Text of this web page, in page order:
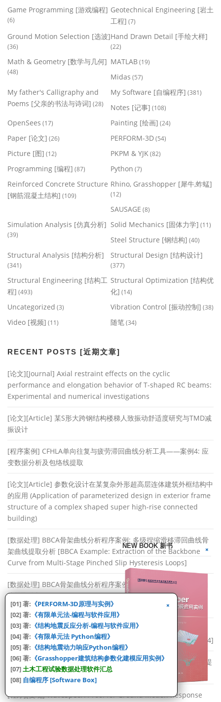
Game Programming [游戏编程]
(6)
Geotechnical Engineering [岩土
工程] (7)
Ground Motion Selection [选波]
(36)
Hand Drawn Detail [手绘大样]
(22)
Math & Geometry [数学与几何]
(48)
MATLAB(19)
Midas (57)
My father's Calligraphy and
Poems [父亲的书法与诗词] (28)
My Software [自编程序] (381)
Notes [记事] (108)
OpenSees (17) Painting [绘画] (24)
Paper [论文] (26) PERFORM-3D(54)
Picture [图] (12) PKPM & YJK(82)
Programming [编程] (87) Python (7)
Reinforced Concrete Structure
[钢筋混凝土结构] (109)
Rhino, Grasshopper [犀牛,蚱蜢]
(12)
SAUSAGE (8)
Simulation Analysis [仿真分析]
(39)
Solid Mechanics [固体力学] (11)
Steel Structure [钢结构] (40)
Structural Analysis [结构分析]
(341)
Structural Design [结构设计]
(377)
Structural Engineering [结构工
程] (493)
Structural Optimization [结构优
化] (14)
Uncategorized (3) Vibration Control [振动控制] (38)
Video [视频] (11) 随笔(34)
RECENT POSTS [近期文章]
[论文][Journal] Axial restraint effects on the cyclic
performance and elongation behavior of T-shaped RC beams:
Experimental and numerical investigations
[论文][Article] 某S形大跨钢结构楼梯人致振动舒适度研究与TMD减
振设计
[程序案例] CFHLA单向往复与疲劳滞回曲线分析工具——案例4: 应
变数据分析及包络线提取
[论文][Article] 参数化设计在某复杂外形超高层连体建筑外框结构中
的应用 (Application of parameterized design in exterior frame
structure of a complex shaped super high-rise connected
building)
[数据处理] BBCA骨架曲线分析程序案例: 多级捏缩滑移滞回曲线骨
架曲线提取分析 [BBCA Example: Extraction of the Backbone
Curve from Multi-Stage Pinched Slip Hysteresis Loops]
[数据处理] BBCA骨架曲线分析程序案例: 捏缩滑移滞回曲线骨架曲
线提取分析 [BBCA Example: Backbone Curve Extraction of
Pinched Slip Hysteresis Loops]
[数据处理] DataSmoothing 曲线平滑修正软件 案例24
[Datasmoothing curve smoothing correction software Case 24]
[数据处理] BBCA骨架曲线分析程序案例: “O”形滞回曲线骨架曲线提
取分析
[程序][复现] WaveSpec: A Tool for Ground Motion Response
NEW BOOK 新书
[01] 著: 《PERFORM-3D原理与实例》
[02] 著: 《有限单元法-编程与软件应用》
[03] 著: 《结构地震反应分析-编程与软件应用》
[04] 著: 《有限单元法 Python编程》
[05] 著: 《结构地震动力响应Python编程》
[06] 著: 《Grasshopper建筑结构参数化建模应用实例》
[07]土木工程试验数据处理软件汇总
[08] 自编程序 [Software Box]